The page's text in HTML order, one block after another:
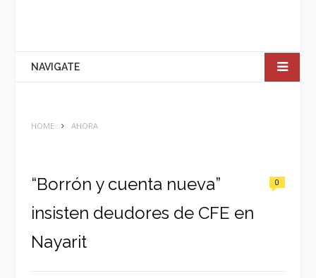
NAVIGATE
HOME AHORA
“Borrón y cuenta nueva”
insisten deudores de CFE en
Nayarit
0